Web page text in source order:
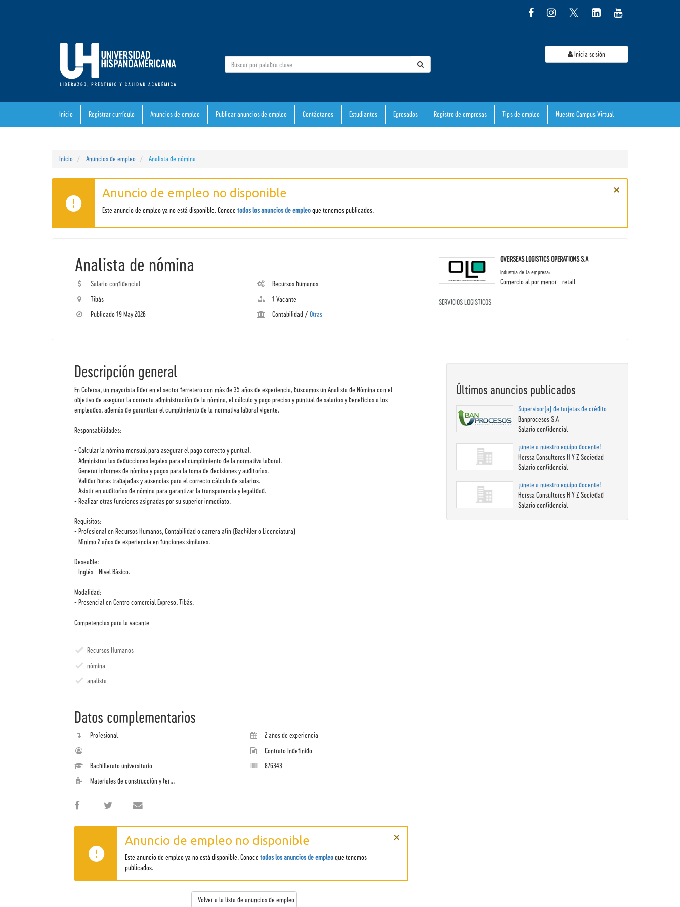
Inicia sesión
Inicio Registrar currículo Anuncios de empleo Publicar anuncios de empleo Contáctanos Estudiantes Egresados Registro de empresas Tips de empleo Nuestro Campus Virtual
Inicio Anuncios de empleo Analista de nómina
Anuncio de empleo no disponible
Este anuncio de empleo ya no está disponible. Conoce todos los anuncios de empleoque tenemos publicados.
×
Analista de nómina
Salario confidencial
Tibás
Publicado 19 May 2026
Recursos humanos
1 Vacante
Contabilidad/ Otras
OVERSEAS LOGISTICS OPERATIONS S.A
Industria de la empresa:
Comercio al por menor - retail
SERVICIOS LOGISTICOS
Descripción general
En Cofersa, un mayorista líder en el sector ferretero con más de 35 años de experiencia, buscamos un Analista de Nómina con el
objetivo de asegurar la correcta administración de la nómina, el cálculo y pago preciso y puntual de salarios y beneficios a los
empleados, además de garantizar el cumplimiento de la normativa laboral vigente.
Responsabilidades:
- Calcular la nómina mensual para asegurar el pago correcto y puntual.
- Administrar las deducciones legales para el cumplimiento de la normativa laboral.
- Generar informes de nómina y pagos para la toma de decisiones y auditorías.
- Validar horas trabajadas y ausencias para el correcto cálculo de salarios.
- Asistir en auditorías de nómina para garantizar la transparencia y legalidad.
- Realizar otras funciones asignadas por su superior inmediato.
Requisitos:
- Profesional en Recursos Humanos, Contabilidad o carrera afín (Bachiller o Licenciatura)
- Mínimo 2 años de experiencia en funciones similares.
Deseable:
- Inglés - Nivel Básico.
Modalidad:
- Presencial en Centro comercial Expreso, Tibás.
Competencias para la vacante
Recursos Humanos
nómina
analista
Datos complementarios
Profesional
Bachillerato universitario
Materiales de construcción y fer...
2 años de experiencia
Contrato Indefinido
876343
Anuncio de empleo no disponible
Este anuncio de empleo ya no está disponible. Conoce todos los anuncios de empleoque tenemos
publicados.
×
Volver a la lista de anuncios de empleo
Últimos anuncios publicados
Supervisor(a) de tarjetas de crédito
Banprocesos S.A
Salario confidencial
¡unete a nuestro equipo docente!
Herssa Consultores H Y Z Sociedad
Salario confidencial
¡unete a nuestro equipo docente!
Herssa Consultores H Y Z Sociedad
Salario confidencial